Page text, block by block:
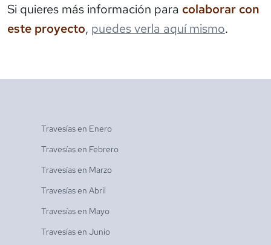
Si quieres más información para colaborar con
este proyecto, puedes verla aquí mismo.
Travesías en Enero
Travesías en Febrero
Travesías en Marzo
Travesías en Abril
Travesías en Mayo
Travesías en Junio